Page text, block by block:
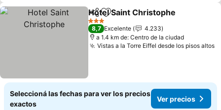
CompartirAñadir a favoritos
Hotel Saint Christophe
3 Estrellas
8,7 Excelente
4.233
a 1.4 km de: Centro de la ciudad
Vistas a la Torre Eiffel desde los pisos altos
Seleccioná las fechas para ver los precios
exactos
Ver precios